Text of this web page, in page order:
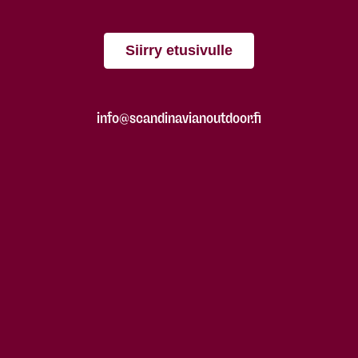
Siirry etusivulle
info@scandinavianoutdoor.fi